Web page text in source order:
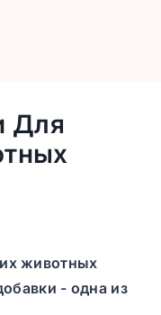
Для
животных
- одна из